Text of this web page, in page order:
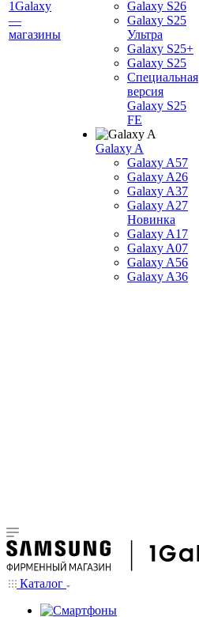
1Galaxy
—
магазины
Galaxy S26
Galaxy S25
Ультра
Galaxy S25+
Galaxy S25
Специальная
версия
Galaxy S25
FE
Galaxy A
Galaxy A57
Galaxy A26
Galaxy A37
Galaxy A27
Новинка
Galaxy A17
Galaxy A07
Galaxy A56
Galaxy A36
Каталог